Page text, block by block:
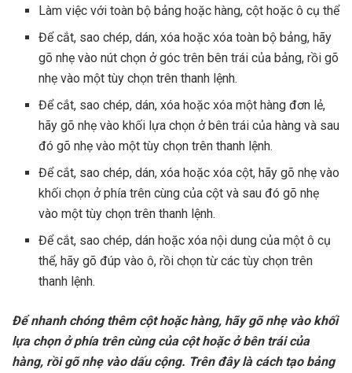
Làm việc với toàn bộ bảng hoặc hàng, cột hoặc ô cụ thể
Để cắt, sao chép, dán, xóa hoặc xóa toàn bộ bảng, hãy
gõ nhẹ vào nút chọn ở góc trên bên trái của bảng, rồi gõ
nhẹ vào một tùy chọn trên thanh lệnh.
Để cắt, sao chép, dán, xóa hoặc xóa một hàng đơn lẻ,
hãy gõ nhẹ vào khối lựa chọn ở bên trái của hàng và sau
đó gõ nhẹ vào một tùy chọn trên thanh lệnh.
Để cắt, sao chép, dán, xóa hoặc xóa cột, hãy gõ nhẹ vào
khối chọn ở phía trên cùng của cột và sau đó gõ nhẹ
vào một tùy chọn trên thanh lệnh.
Để cắt, sao chép, dán hoặc xóa nội dung của một ô cụ
thể, hãy gõ đúp vào ô, rồi chọn từ các tùy chọn trên
thanh lệnh.
Để nhanh chóng thêm cột hoặc hàng, hãy gõ nhẹ vào khối
lựa chọn ở phía trên cùng của cột hoặc ở bên trái của
hàng, rồi gõ nhẹ vào dấu cộng. Trên đây là cách tạo bảng